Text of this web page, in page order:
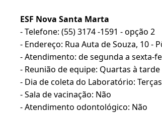
ESF Nova Santa Marta
- Telefone: (55) 3174 -1591 - opção 2
- Endereço: Rua Auta de Souza, 10 -
- Atendimento: de segunda a sexta-
- Reunião de equipe: Quartas à tarde
- Dia de coleta do Laboratório:
- Sala de vacinação: Não
- Atendimento odontológico: Não